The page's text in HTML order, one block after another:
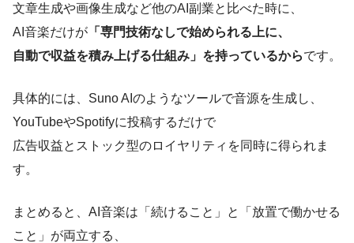
文章生成や画像生成など他のAI副業と比べた時に、
AI音楽だけが 「専門技術なしで始められる上に、
自動で収益を積み上げる仕組み」を持っているからです。
具体的には、Suno AIのようなツールで音源を生成し、
YouTubeやSpotifyに投稿するだけで
広告収益とストック型のロイヤリティを同時に得られま
す。
まとめると、AI音楽は「続けること」と「放置で働かせる
こと」が両立する、